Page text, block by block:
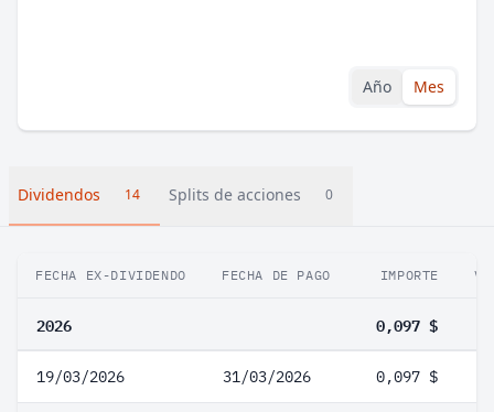
Año Mes
Dividendos 14 Splits de acciones 0
FECHA EX-DIVIDENDO FECHA DE PAGO IMPORTE
2026 0,097 $
19/03/2026 31/03/2026 0,097 $